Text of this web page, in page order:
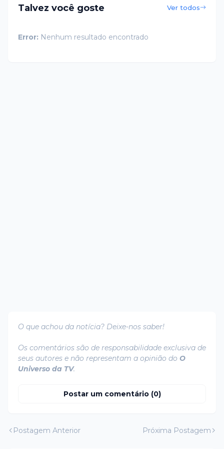
Talvez você goste Ver todos
Error: Nenhum resultado encontrado
O que achou da notícia? Deixe-nos saber!
Os comentários são de responsabilidade exclusiva de
seus autores e não representam a opinião do O
Universo da TV.
Postar um comentário (0)
Postagem Anterior Próxima Postagem